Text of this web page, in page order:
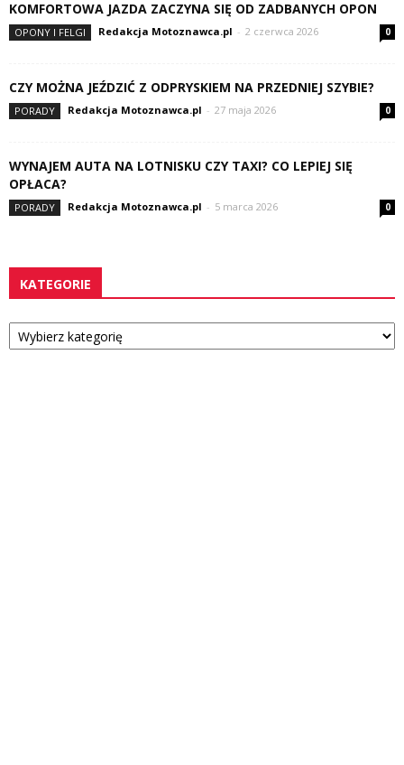
KOMFORTOWA JAZDA ZACZYNA SIĘ OD ZADBANYCH OPON
OPONY I FELGI Redakcja Motoznawca.pl - 2 czerwca 2026 0
CZY MOŻNA JEŹDZIĆ Z ODPRYSKIEM NA PRZEDNIEJ SZYBIE?
PORADY Redakcja Motoznawca.pl - 27 maja 2026 0
WYNAJEM AUTA NA LOTNISKU CZY TAXI? CO LEPIEJ SIĘ
OPŁACA?
PORADY Redakcja Motoznawca.pl - 5 marca 2026 0
KATEGORIE
Kategorie